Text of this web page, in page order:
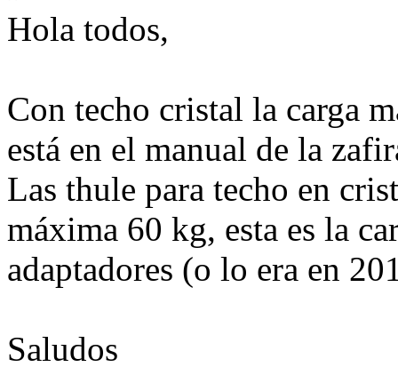
Hola todos,
Con techo cristal la carga
está en el manual de la
Las thule para techo en
máxima 60 kg, esta es la
adaptadores (o lo era en
Saludos